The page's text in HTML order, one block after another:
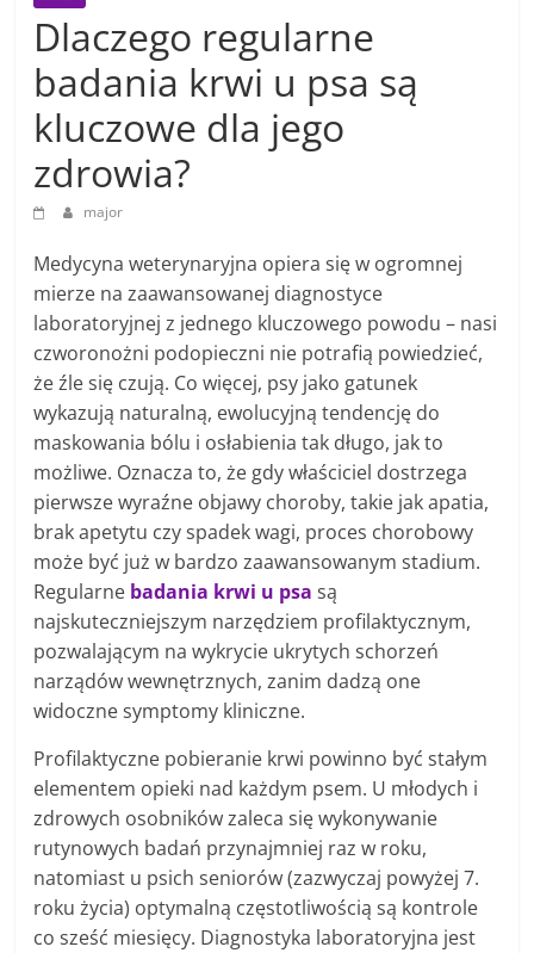
Dlaczego regularne
badania krwi u psa są
kluczowe dla jego
zdrowia?
major
Medycyna weterynaryjna opiera się w ogromnej
mierze na zaawansowanej diagnostyce
laboratoryjnej z jednego kluczowego powodu – nasi
czworonożni podopieczni nie potrafią powiedzieć,
że źle się czują. Co więcej, psy jako gatunek
wykazują naturalną, ewolucyjną tendencję do
maskowania bólu i osłabienia tak długo, jak to
możliwe. Oznacza to, że gdy właściciel dostrzega
pierwsze wyraźne objawy choroby, takie jak apatia,
brak apetytu czy spadek wagi, proces chorobowy
może być już w bardzo zaawansowanym stadium.
Regularne badania krwi u psa są
najskuteczniejszym narzędziem profilaktycznym,
pozwalającym na wykrycie ukrytych schorzeń
narządów wewnętrznych, zanim dadzą one
widoczne symptomy kliniczne.
Profilaktyczne pobieranie krwi powinno być stałym
elementem opieki nad każdym psem. U młodych i
zdrowych osobników zaleca się wykonywanie
rutynowych badań przynajmniej raz w roku,
natomiast u psich seniorów (zazwyczaj powyżej 7.
roku życia) optymalną częstotliwością są kontrole
co sześć miesięcy. Diagnostyka laboratoryjna jest